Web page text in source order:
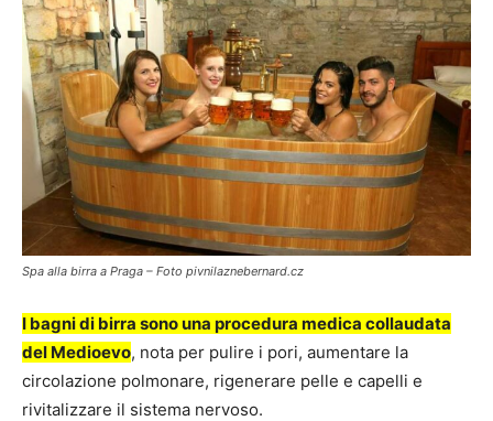
Spa alla birra a Praga – Foto pivnilaznebernard.cz
I bagni di birra sono una procedura medica collaudata
del Medioevo, nota per pulire i pori, aumentare la
circolazione polmonare, rigenerare pelle e capelli e
rivitalizzare il sistema nervoso.